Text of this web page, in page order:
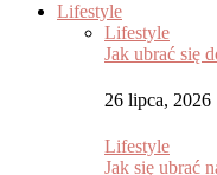
Lifestyle
Lifestyle
Jak ubrać się
26 lipca, 2026
Lifestyle
Jak się ubrać